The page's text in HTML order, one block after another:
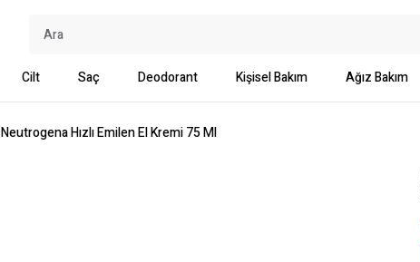
Cilt Saç Deodorant Kişisel Bakım Ağız Bakım
Neutrogena Hızlı Emilen El Kremi 75 Ml